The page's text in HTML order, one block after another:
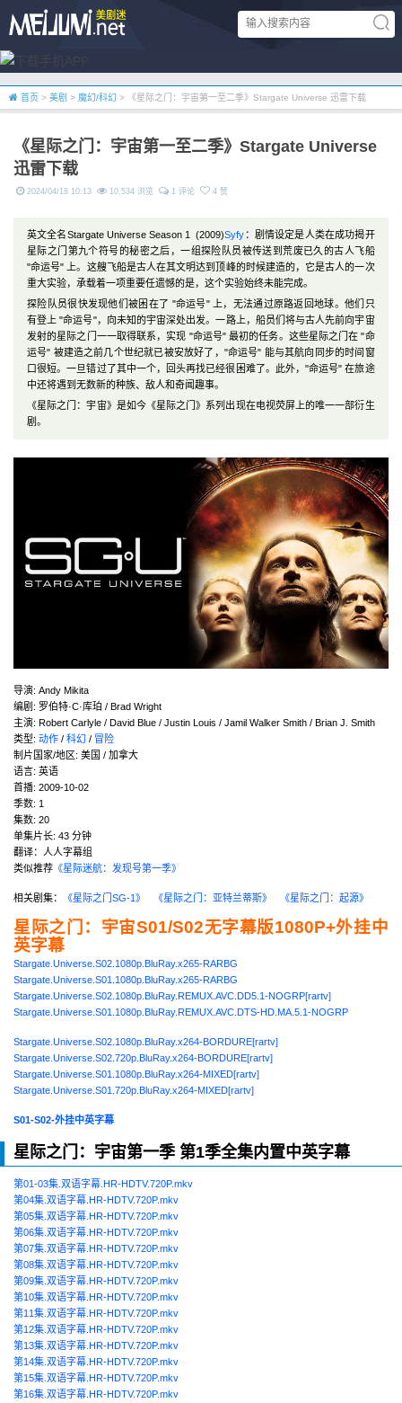
首页 > 美剧 > 魔幻/科幻 > 《星际之门：宇宙第一至二季》Stargate Universe 迅雷下载
《星际之门：宇宙第一至二季》Stargate Universe
迅雷下载
2024/04/18 10:13 10,534 浏览 1 评论 4 赞
英文全名Stargate Universe Season 1 (2009)Syfy ：剧情设定是人类在成功揭开
星际之门第九个符号的秘密之后，一组探险队员被传送到荒废已久的古人飞船
"命运号" 上。这艘飞船是古人在其文明达到顶峰的时候建造的，它是古人的一次
重大实验，承载着一项重要任遗憾的是，这个实验始终未能完成。
探险队员很快发现他们被困在了 "命运号" 上，无法通过原路返回地球。他们只
有登上 "命运号"，向未知的宇宙深处出发。一路上，船员们将与古人先前向宇宙
发射的星际之门一一取得联系，实现 "命运号" 最初的任务。这些星际之门在 "命
运号" 被建造之前几个世纪就已被安放好了，"命运号" 能与其航向同步的时间窗
口很短。一旦错过了其中一个，回头再找已经很困难了。此外，"命运号" 在旅途
中还将遇到无数新的种族、敌人和奇闻趣事。
《星际之门：宇宙》是如今《星际之门》系列出现在电视荧屏上的唯一一部衍生
剧。
导演: Andy Mikita
编剧 : 罗伯特·C·库珀 / Brad Wright
主演: Robert Carlyle / David Blue / Justin Louis / Jamil Walker Smith / Brian J. Smith
类型: 动作 / 科幻 / 冒险
制片国家/地区: 美国 / 加拿大
语言: 英语
首播: 2009-10-02
季数: 1
集数: 20
单集片长: 43 分钟
翻译：人人字幕组
类似推荐 《星际迷航：发现号第一季》
相关剧集： 《星际之门SG-1》 《星际之门：亚特兰蒂斯》 《星际之门：起源》
星际之门：宇宙S01/S02无字幕版1080P+外挂中
英字幕
Stargate.Universe.S02.1080p.BluRay.x265-RARBG
Stargate.Universe.S01.1080p.BluRay.x265-RARBG
Stargate.Universe.S02.1080p.BluRay.REMUX.AVC.DD5.1-NOGRP[rartv]
Stargate.Universe.S01.1080p.BluRay.REMUX.AVC.DTS-HD.MA.5.1-NOGRP
Stargate.Universe.S02.1080p.BluRay.x264-BORDURE[rartv]
Stargate.Universe.S02.720p.BluRay.x264-BORDURE[rartv]
Stargate.Universe.S01.1080p.BluRay.x264-MIXED[rartv]
Stargate.Universe.S01.720p.BluRay.x264-MIXED[rartv]
S01-S02-外挂中英字幕
星际之门：宇宙第一季 第1季全集内置中英字幕
第01-03集.双语字幕.HR-HDTV.720P.mkv
第04集.双语字幕.HR-HDTV.720P.mkv
第05集.双语字幕.HR-HDTV.720P.mkv
第06集.双语字幕.HR-HDTV.720P.mkv
第07集.双语字幕.HR-HDTV.720P.mkv
第08集.双语字幕.HR-HDTV.720P.mkv
第09集.双语字幕.HR-HDTV.720P.mkv
第10集.双语字幕.HR-HDTV.720P.mkv
第11集.双语字幕.HR-HDTV.720P.mkv
第12集.双语字幕.HR-HDTV.720P.mkv
第13集.双语字幕.HR-HDTV.720P.mkv
第14集.双语字幕.HR-HDTV.720P.mkv
第15集.双语字幕.HR-HDTV.720P.mkv
第16集.双语字幕.HR-HDTV.720P.mkv